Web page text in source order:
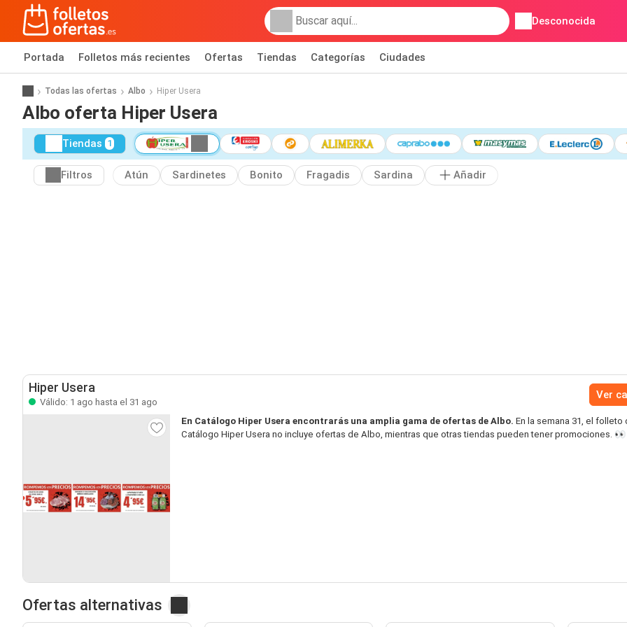
Desconocida
Portada Folletos más recientes Ofertas Tiendas Categorías Ciudades
Todas las ofertas Albo Hiper Usera
Albo oferta Hiper Usera
Tiendas 1
Filtros Atún Sardinetes Bonito Fragadis Sardina Añadir
Hiper Usera
Válido: 1 ago hasta el 31 ago
Ver
En Catálogo Hiper Usera encontrarás una amplia gama de ofertas de Albo. En la semana 31, el folleto
Catálogo Hiper Usera no incluye ofertas de Albo, mientras que otras tiendas pueden tener promociones. 👀
Ofertas alternativas